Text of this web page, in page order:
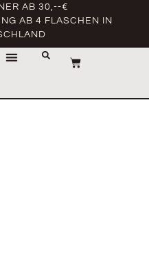
AB 30,--€
AB 4 FLASCHEN IN